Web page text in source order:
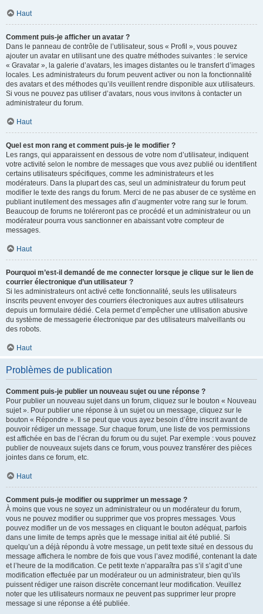
Haut
Comment puis-je afficher un avatar ?
Dans le panneau de contrôle de l’utilisateur, sous « Profil », vous pouvez
ajouter un avatar en utilisant une des quatre méthodes suivantes : le service
« Gravatar », la galerie d’avatars, les images distantes ou le transfert d’images
locales. Les administrateurs du forum peuvent activer ou non la fonctionnalité
des avatars et des méthodes qu’ils veuillent rendre disponible aux utilisateurs.
Si vous ne pouvez pas utiliser d’avatars, nous vous invitons à contacter un
administrateur du forum.
Haut
Quel est mon rang et comment puis-je le modifier ?
Les rangs, qui apparaissent en dessous de votre nom d’utilisateur, indiquent
votre activité selon le nombre de messages que vous avez publié ou identifient
certains utilisateurs spécifiques, comme les administrateurs et les
modérateurs. Dans la plupart des cas, seul un administrateur du forum peut
modifier le texte des rangs du forum. Merci de ne pas abuser de ce système en
publiant inutilement des messages afin d’augmenter votre rang sur le forum.
Beaucoup de forums ne toléreront pas ce procédé et un administrateur ou un
modérateur pourra vous sanctionner en abaissant votre compteur de
messages.
Haut
Pourquoi m’est-il demandé de me connecter lorsque je clique sur le lien de
courrier électronique d’un utilisateur ?
Si les administrateurs ont activé cette fonctionnalité, seuls les utilisateurs
inscrits peuvent envoyer des courriers électroniques aux autres utilisateurs
depuis un formulaire dédié. Cela permet d’empêcher une utilisation abusive
du système de messagerie électronique par des utilisateurs malveillants ou
des robots.
Haut
Problèmes de publication
Comment puis-je publier un nouveau sujet ou une réponse ?
Pour publier un nouveau sujet dans un forum, cliquez sur le bouton « Nouveau
sujet ». Pour publier une réponse à un sujet ou un message, cliquez sur le
bouton « Répondre ». Il se peut que vous ayez besoin d’être inscrit avant de
pouvoir rédiger un message. Sur chaque forum, une liste de vos permissions
est affichée en bas de l’écran du forum ou du sujet. Par exemple : vous pouvez
publier de nouveaux sujets dans ce forum, vous pouvez transférer des pièces
jointes dans ce forum, etc.
Haut
Comment puis-je modifier ou supprimer un message ?
À moins que vous ne soyez un administrateur ou un modérateur du forum,
vous ne pouvez modifier ou supprimer que vos propres messages. Vous
pouvez modifier un de vos messages en cliquant le bouton adéquat, parfois
dans une limite de temps après que le message initial ait été publié. Si
quelqu’un a déjà répondu à votre message, un petit texte situé en dessous du
message affichera le nombre de fois que vous l’avez modifié, contenant la date
et l’heure de la modification. Ce petit texte n’apparaîtra pas s’il s’agit d’une
modification effectuée par un modérateur ou un administrateur, bien qu’ils
puissent rédiger une raison discrète concernant leur modification. Veuillez
noter que les utilisateurs normaux ne peuvent pas supprimer leur propre
message si une réponse a été publiée.